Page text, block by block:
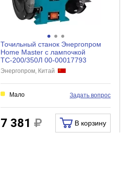
нет
для цепей
295х170х220
Точильный станок Энергопром
Home Master с лампочкой
ТС-200/350Л 00-00017793
Энергопром, Китай
Мало Задать вопрос
7 381 В корзину